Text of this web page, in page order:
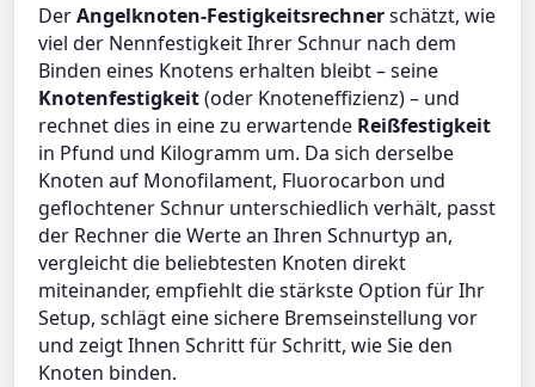
DerAngelknoten-Festigkeitsrechnerschätzt, wie
viel der Nennfestigkeit Ihrer Schnur nach dem
Binden eines Knotens erhalten bleibt – seine
Knotenfestigkeit(oder Knoteneffizienz) – und
rechnet dies in eine zu erwartende Reißfestigkeit
in Pfund und Kilogramm um. Da sich derselbe
Knoten auf Monofilament, Fluorocarbon und
geflochtener Schnur unterschiedlich verhält, passt
der Rechner die Werte an Ihren Schnurtyp an,
vergleicht die beliebtesten Knoten direkt
miteinander, empfiehlt die stärkste Option für Ihr
Setup, schlägt eine sichere Bremseinstellung vor
und zeigt Ihnen Schritt für Schritt, wie Sie den
Knoten binden.